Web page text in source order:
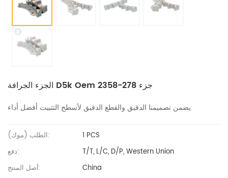
الجزء الجرافة D5k Oem جزء 278-2358
يضمن تصميمنا الدقيق والقطع الدقيق لأسطح التثبيت أفضل أداء.
الطلب (موك):
1 PCS
دفع:
T/T, L/C, D/P, Western Union
أصل المنتج:
China